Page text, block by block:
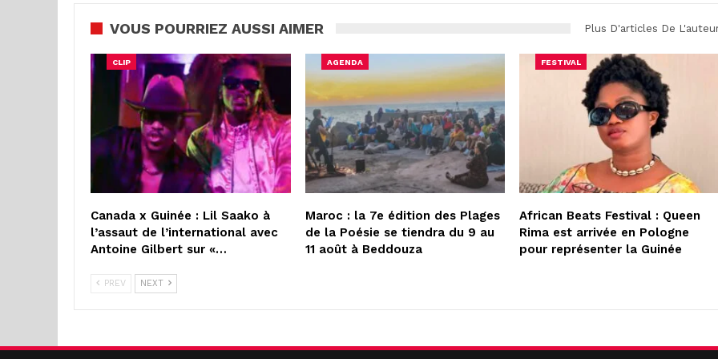
VOUS POURRIEZ AUSSI AIMER Plus D'articles De
CLIP
Canada x Guinée : Lil Saako à
l’assaut de l’international avec
Antoine Gilbert sur «…
AGENDA
Maroc : la 7e édition des Plages
de la Poésie se tiendra du 9 au
11 août à Beddouza
FESTIVAL
African Beats Festival : Queen
Rima est arrivée en Pologne
pour représenter la Guinée
PREV NEXT